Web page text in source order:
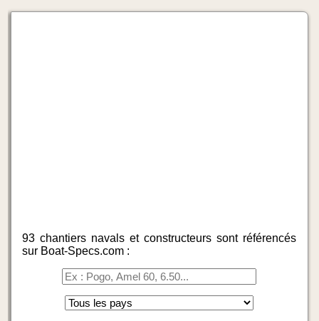
93 chantiers navals et constructeurs sont référencés
sur Boat-Specs.com :